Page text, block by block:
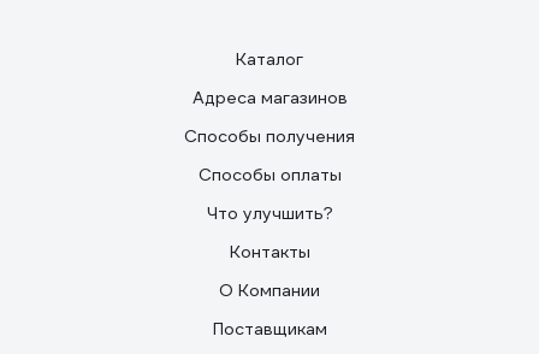
Каталог
Адреса магазинов
Способы получения
Способы оплаты
Что улучшить?
Контакты
О Компании
Поставщикам